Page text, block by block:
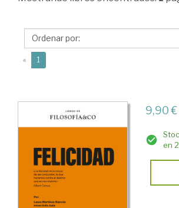
Laura
« 1
9,90 €
en